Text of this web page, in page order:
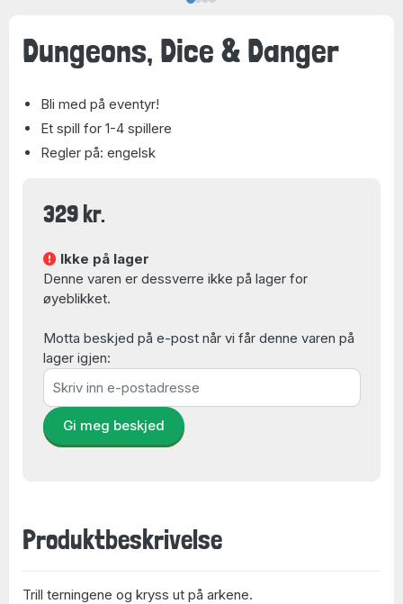
Dungeons, Dice & Danger
Bli med på eventyr!
Et spill for 1-4 spillere
Regler på: engelsk
329 kr.
Ikke på lager
Denne varen er dessverre ikke på lager for
øyeblikket.
Motta beskjed på e-post når vi får denne varen på
lager igjen:
Gi meg beskjed
Produktbeskrivelse
Trill terningene og kryss ut på arkene.